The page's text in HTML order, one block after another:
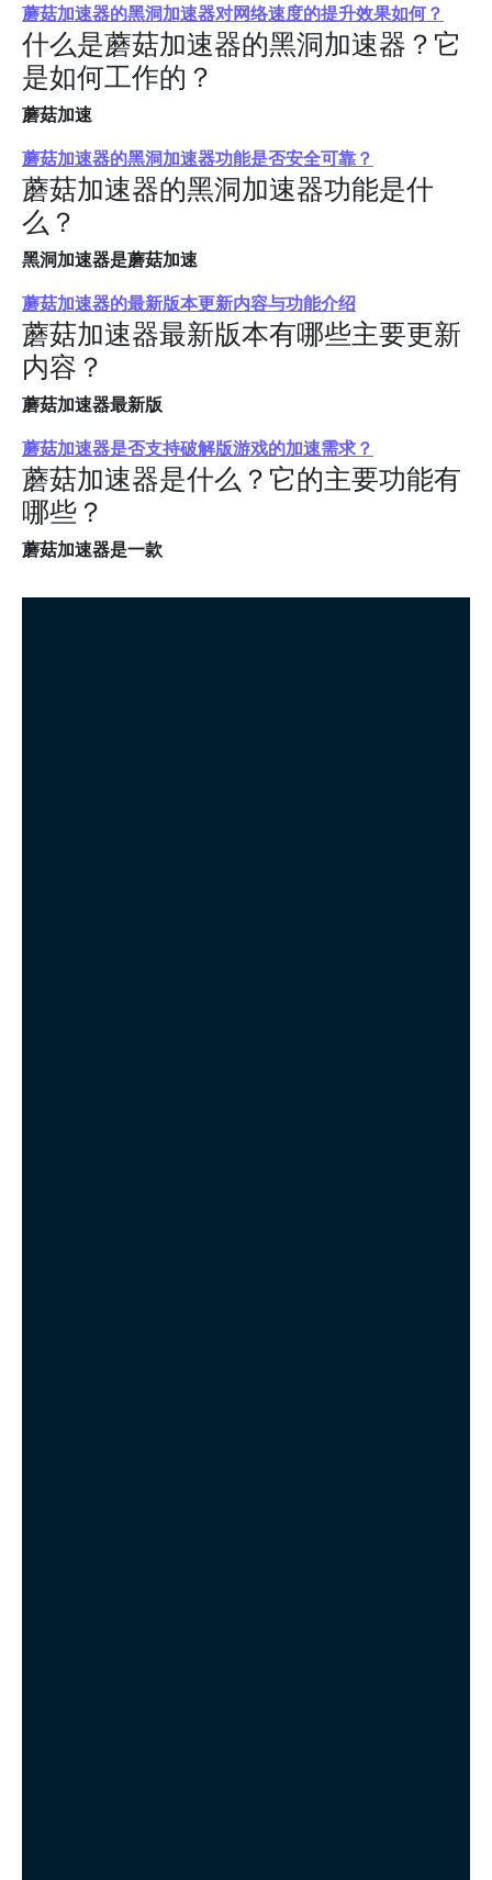
蘑菇加速器的黑洞加速器对网络速度的提升效果如何？
什么是蘑菇加速器的黑洞加速器？它
是如何工作的？
蘑菇加速
蘑菇加速器的黑洞加速器功能是否安全可靠？
蘑菇加速器的黑洞加速器功能是什
么？
黑洞加速器是蘑菇加速
蘑菇加速器的最新版本更新内容与功能介绍
蘑菇加速器最新版本有哪些主要更新
内容？
蘑菇加速器最新版
蘑菇加速器是否支持破解版游戏的加速需求？
蘑菇加速器是什么？它的主要功能有
哪些？
蘑菇加速器是一款